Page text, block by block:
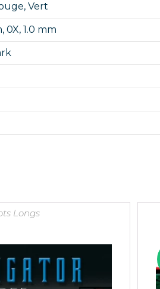
,Vert
,0X,1.0 mm
Longs